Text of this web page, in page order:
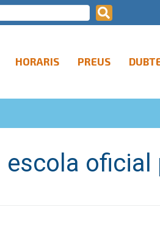
HORARIS PREUS
escola oficial